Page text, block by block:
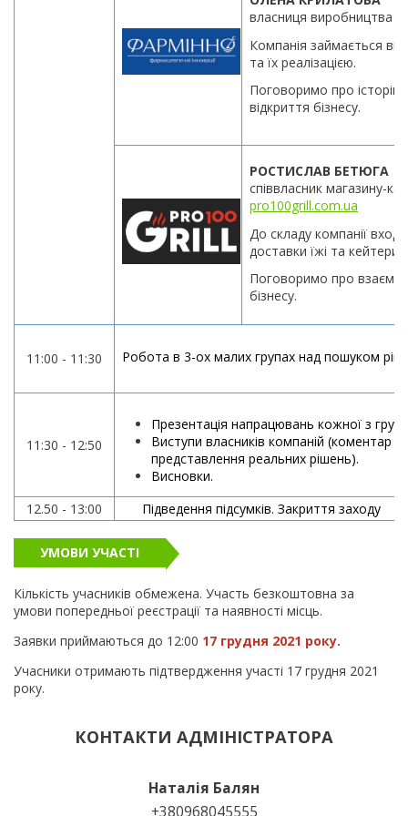
власниця виробництва
Компанія займається
та їх реалізацією.
Поговоримо про історію
відкриття бізнесу.
РОСТИСЛАВ БЕТЮГА
співвласник магазину-
pro100grill.com.ua
До складу компанії
доставки їжі та
Поговоримо про
бізнесу.
11:00 - 11:30 Робота в 3-ох малих групах над пошуком
11:30 - 12:50
Презентація напрацювань кожної з груп.
Виступи власників компаній (коментар
представлення реальних рішень).
Висновки.
12.50 - 13:00
Підведення підсумків. Закриття заходу
УМОВИ УЧАСТІ
Кількість учасників обмежена. Участь безкоштовна за
умови попередньої реєстрації та наявності місць.
Заявки приймаються до 12:00 17 грудня 2021 року.
Учасники отримають підтвердження участі 17 грудня 2021
року.
КОНТАКТИ АДМІНІСТРАТОРА
Наталія Балян
+380968045555